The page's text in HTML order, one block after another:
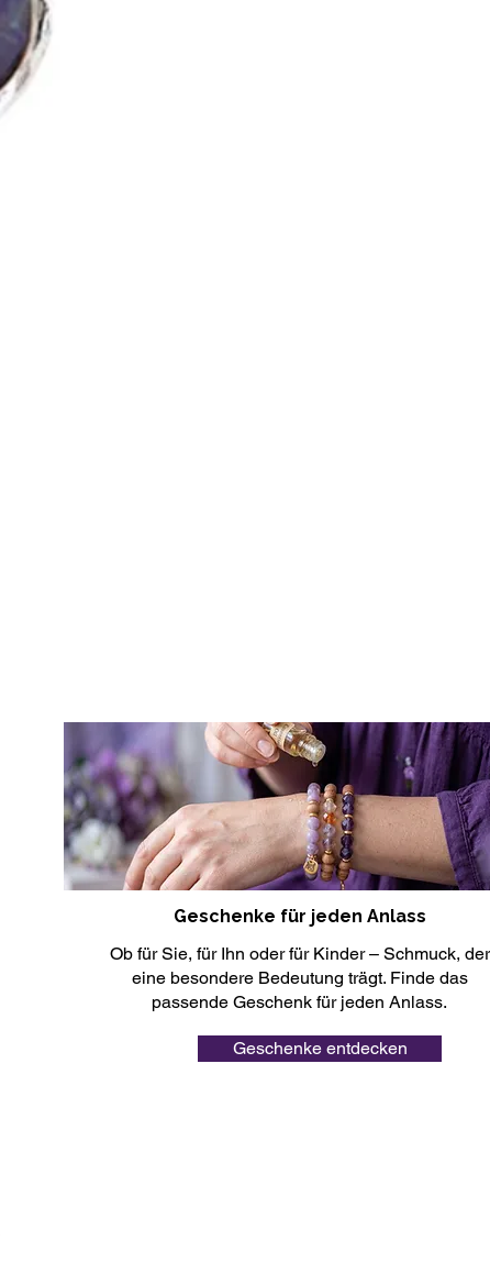
Geschenke für jeden Anlass
Ob für Sie, für Ihn oder für Kinder – Schmuck, der
eine besondere Bedeutung trägt. Finde das
passende Geschenk für jeden Anlass.
Geschenke entdecken